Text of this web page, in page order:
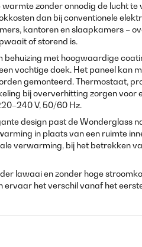
zonder onnodig de lucht
dan bij conventionele
kantoren en slaapkamers –
of storend is.
behuizing met hoogwaardige
vochtige doek. Het paneel kan
gemonteerd. Thermostaat,
bij oververhitting zorgen voor
V, 50/60 Hz.
design past de Wonderglass
in plaats van een ruimte
verwarming, bij het betrekken
lawaai en zonder hoge
ervaar het verschil vanaf het